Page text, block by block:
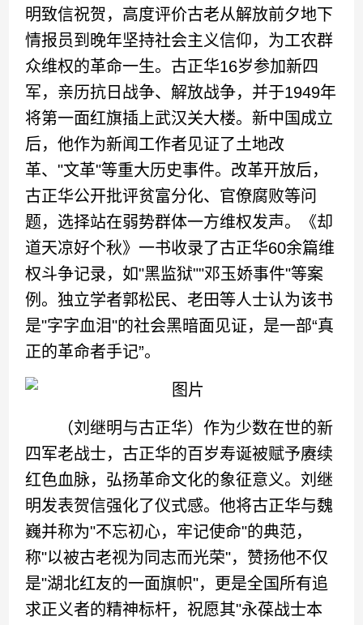
明致信祝贺，高度评价古老从解放前夕地下
情报员到晚年坚持社会主义信仰，为工农群
众维权的革命一生。古正华16岁参加新四
军，亲历抗日战争、解放战争，并于1949年
将第一面红旗插上武汉关大楼。新中国成立
后，他作为新闻工作者见证了土地改
革、"文革"等重大历史事件。改革开放后，
古正华公开批评贫富分化、官僚腐败等问
题，选择站在弱势群体一方维权发声。《却
道天凉好个秋》一书收录了古正华60余篇维
权斗争记录，如"黑监狱""邓玉娇事件"等案
例。独立学者郭松民、老田等人士认为该书
是"字字血泪"的社会黑暗面见证，是一部“真
正的革命者手记”。
（刘继明与古正华）作为少数在世的新
四军老战士，古正华的百岁寿诞被赋予赓续
红色血脉，弘扬革命文化的象征意义。刘继
明发表贺信强化了仪式感。他将古正华与魏
巍并称为"不忘初心，牢记使命"的典范，
称"以被古老视为同志而光荣"，赞扬他不仅
是"湖北红友的一面旗帜"，更是全国所有追
求正义者的精神标杆，祝愿其"永葆战士本